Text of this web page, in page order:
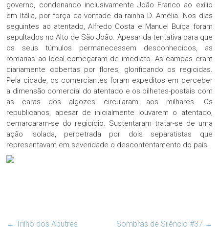
governo, condenando inclusivamente João Franco ao exílio
em Itália, por força da vontade da rainha D. Amélia. Nos dias
seguintes ao atentado, Alfredo Costa e Manuel Buíça foram
sepultados no Alto de São João. Apesar da tentativa para que
os seus túmulos permanecessem desconhecidos, as
romarias ao local começaram de imediato. As campas eram
diariamente cobertas por flores, glorificando os regicidas.
Pela cidade, os comerciantes foram expeditos em perceber
a dimensão comercial do atentado e os bilhetes-postais com
as caras dos algozes circularam aos milhares. Os
republicanos, apesar de inicialmente louvarem o atentado,
demarcaram-se do regicídio. Sustentaram tratar-se de uma
ação isolada, perpetrada por dois separatistas que
representavam em severidade o descontentamento do país.
← Trilho dos Abutres Sombras de Silêncio #37 →